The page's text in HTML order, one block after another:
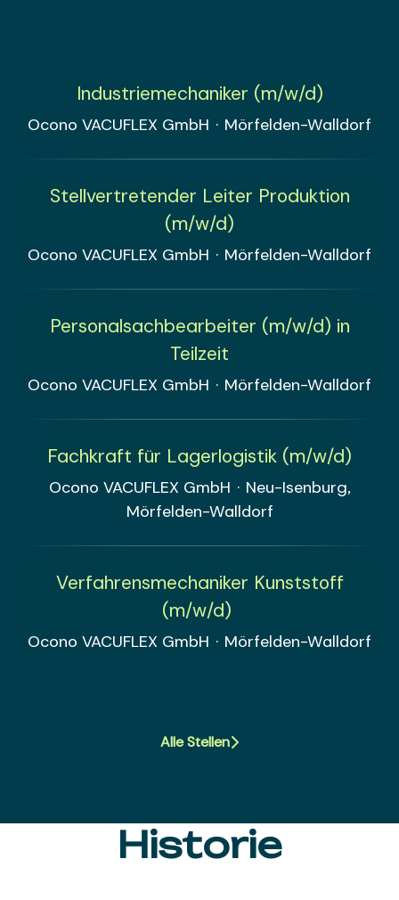
Industriemechaniker (m/w/d)
Ocono VACUFLEX GmbH · Mörfelden-Walldorf
Stellvertretender Leiter Produktion
(m/w/d)
Ocono VACUFLEX GmbH · Mörfelden-Walldorf
Personalsachbearbeiter (m/w/d) in
Teilzeit
Ocono VACUFLEX GmbH · Mörfelden-Walldorf
Fachkraft für Lagerlogistik (m/w/d)
Ocono VACUFLEX GmbH · Neu-Isenburg,
Mörfelden-Walldorf
Verfahrensmechaniker Kunststoff
(m/w/d)
Ocono VACUFLEX GmbH · Mörfelden-Walldorf
Alle Stellen
Historie